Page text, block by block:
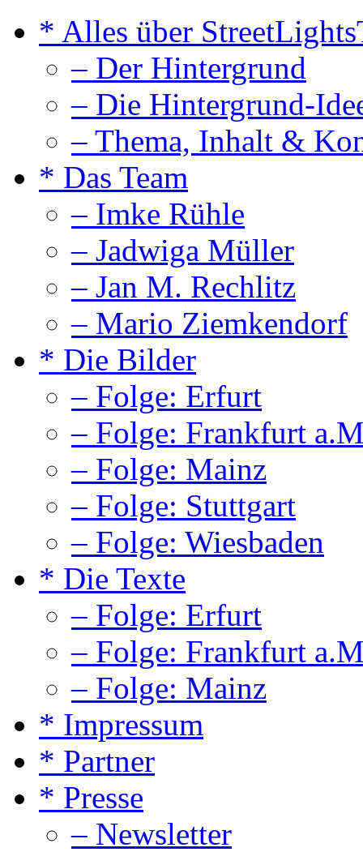
* Alles über
– Der Hintergrund
– Die Hintergrund-
– Thema, Inhalt &
* Das Team
– Imke Rühle
– Jadwiga Müller
– Jan M. Rechlitz
– Mario Ziemkendorf
* Die Bilder
– Folge: Erfurt
– Folge: Frankfurt
– Folge: Mainz
– Folge: Stuttgart
– Folge: Wiesbaden
* Die Texte
– Folge: Erfurt
– Folge: Frankfurt
– Folge: Mainz
* Impressum
* Partner
* Presse
– Newsletter